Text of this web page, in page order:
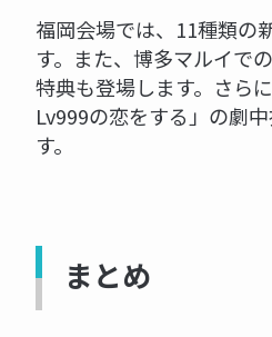
福岡会場では、11種類の
す。また、博多マルイで
特典も登場します。さら
Lv999の恋をする」の劇
す。
まとめ